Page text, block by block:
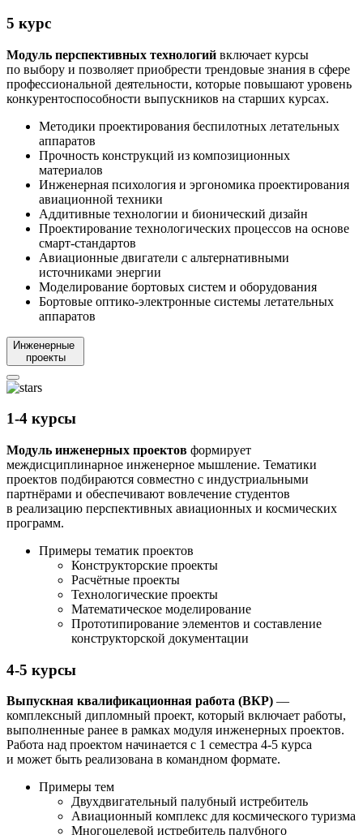
5 курс
Модуль перспективных технологий включает курсы
по выбору и позволяет приобрести трендовые знания в сфере
профессиональной деятельности, которые повышают уровень
конкурентоспособности выпускников на старших курсах.
Методики проектирования беспилотных летательных
аппаратов
Прочность конструкций из композиционных
материалов
Инженерная психология и эргономика проектирования
авиационной техники
Аддитивные технологии и бионический дизайн
Проектирование технологических процессов на основе
смарт-стандартов
Авиационные двигатели с альтернативными
источниками энергии
Моделирование бортовых систем и оборудования
Бортовые оптико-электронные системы летательных
аппаратов
Инженерные
проекты
1-4 курсы
Модуль инженерных проектов формирует
междисциплинарное инженерное мышление. Тематики
проектов подбираются совместно с индустриальными
партнёрами и обеспечивают вовлечение студентов
в реализацию перспективных авиационных и космических
программ.
Примеры тематик проектов
Конструкторские проекты
Расчётные проекты
Технологические проекты
Математическое моделирование
Прототипирование элементов и составление
конструкторской документации
4-5 курсы
Выпускная квалификационная работа (ВКР) —
комплексный дипломный проект, который включает работы,
выполненные ранее в рамках модуля инженерных проектов.
Работа над проектом начинается с 1 семестра 4-5 курса
и может быть реализована в командном формате.
Примеры тем
Двухдвигательный палубный истребитель
Авиационный комплекс для космического туризма
Многоцелевой истребитель палубного